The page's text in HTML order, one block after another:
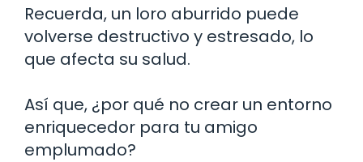
Recuerda, un loro aburrido puede
volverse destructivo y estresado, lo
que afecta su salud.
Así que, ¿por qué no crear un entorno
enriquecedor para tu amigo
emplumado?